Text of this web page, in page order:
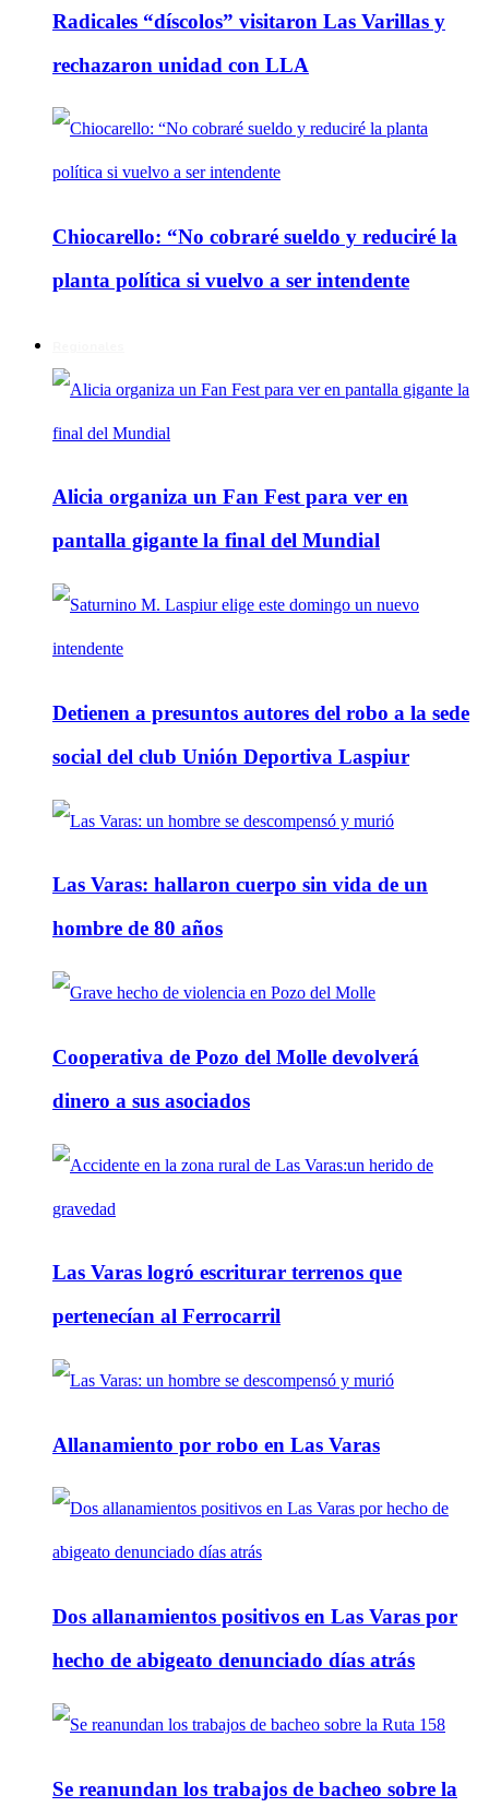
Radicales “díscolos” visitaron Las Varillas y
rechazaron unidad con LLA
Chiocarello: “No cobraré sueldo y reduciré la
planta política si vuelvo a ser intendente
Alicia organiza un Fan Fest para ver en
pantalla gigante la final del Mundial
Detienen a presuntos autores del robo a la sede
social del club Unión Deportiva Laspiur
Las Varas: hallaron cuerpo sin vida de un
hombre de 80 años
Cooperativa de Pozo del Molle devolverá
dinero a sus asociados
Las Varas logró escriturar terrenos que
pertenecían al Ferrocarril
Allanamiento por robo en Las Varas
Dos allanamientos positivos en Las Varas por
hecho de abigeato denunciado días atrás
Se reanundan los trabajos de bacheo sobre la